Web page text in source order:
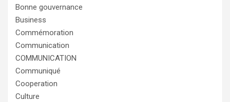
Bonne gouvernance
Business
Commémoration
Communication
COMMUNICATION
Communiqué
Cooperation
Culture